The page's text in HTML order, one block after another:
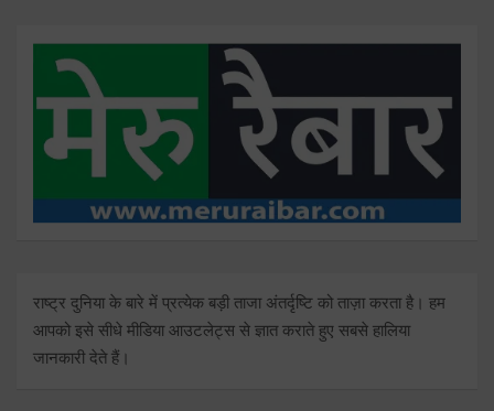
राष्ट्र दुनिया के बारे में प्रत्येक बड़ी ताजा अंतर्दृष्टि को ताज़ा करता है। हम
आपको इसे सीधे मीडिया आउटलेट्स से ज्ञात कराते हुए सबसे हालिया
जानकारी देते हैं।